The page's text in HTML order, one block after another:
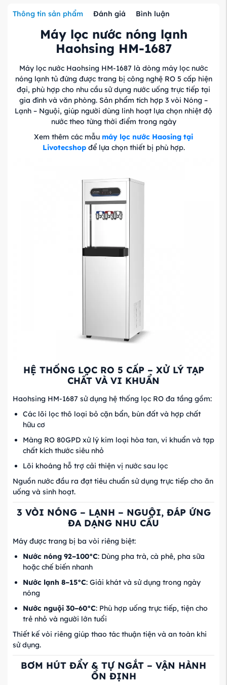
Thông tin sản phẩm Đánh giá Bình luận
Máy lọc nước nóng lạnh
Haohsing HM-1687
Máy lọc nước Haohsing HM-1687 là dòng máy lọc nước
nóng lạnh tủ đứng được trang bị công nghệ RO 5 cấp hiện
đại, phù hợp cho nhu cầu sử dụng nước uống trực tiếp tại
gia đình và văn phòng. Sản phẩm tích hợp 3 vòi Nóng –
Lạnh – Nguội, giúp người dùng linh hoạt lựa chọn nhiệt độ
nước theo từng thời điểm trong ngày
Xem thêm các mẫu máy lọc nước Haosing tại
Livotecshopđể lựa chọn thiết bị phù hợp.
HỆ THỐNG LỌC RO 5 CẤP – XỬ LÝ TẠP
CHẤT VÀ VI KHUẨN
Haohsing HM-1687 sử dụng hệ thống lọc RO đa tầng gồm:
Các lõi lọc thô loại bỏ cặn bẩn, bùn đất và hợp chất
hữu cơ
Màng RO 80GPD xử lý kim loại hòa tan, vi khuẩn và tạp
chất kích thước siêu nhỏ
Lõi khoáng hỗ trợ cải thiện vị nước sau lọc
Nguồn nước đầu ra đạt tiêu chuẩn sử dụng trực tiếp cho ăn
uống và sinh hoạt.
3 VÒI NÓNG – LẠNH – NGUỘI, ĐÁP ỨNG
ĐA DẠNG NHU CẦU
Máy được trang bị ba vòi riêng biệt:
Nước nóng 92–100°C: Dùng pha trà, cà phê, pha sữa
hoặc chế biến nhanh
Nước lạnh 8–15°C: Giải khát và sử dụng trong ngày
nóng
Nước nguội 30–60°C: Phù hợp uống trực tiếp, tiện cho
trẻ nhỏ và người lớn tuổi
Thiết kế vòi riêng giúp thao tác thuận tiện và an toàn khi
sử dụng.
BƠM HÚT ĐẨY & TỰ NGẮT – VẬN HÀNH
ỔN ĐỊNH